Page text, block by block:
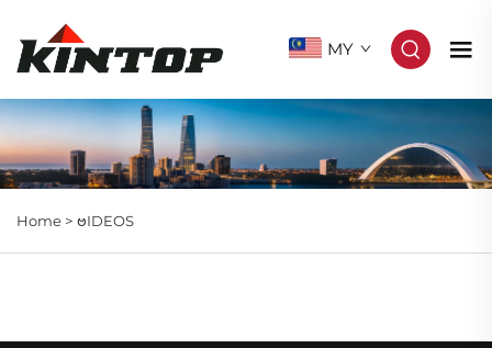
MY
Home > ဗIDEOS